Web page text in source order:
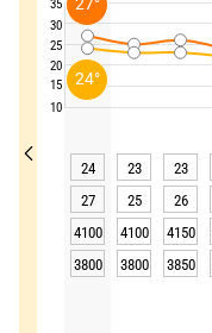
35
30
25
20
15
10
24 23 23
27
25 26
4100
4100 4150
3800
3800 3850
24°